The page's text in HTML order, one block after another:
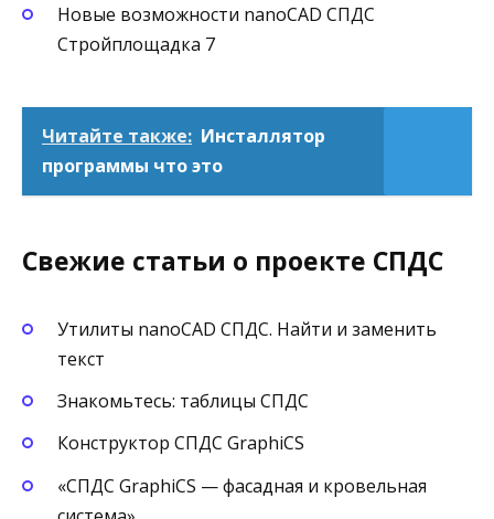
Новые возможности nanoCAD СПДС
Стройплощадка 7
Читайте также: Инсталлятор
программы что это
Свежие статьи о проекте СПДС
Утилиты nanoCAD СПДС. Найти и заменить
текст
Знакомьтесь: таблицы СПДС
Конструктор СПДС GraphiCS
«СПДС GraphiCS — фасадная и кровельная